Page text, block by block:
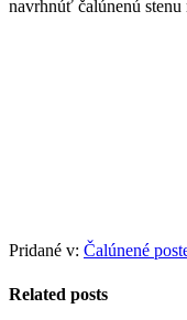
navrhnúť čalúnenú stenu
Pridané v: Čalúnené
Related posts